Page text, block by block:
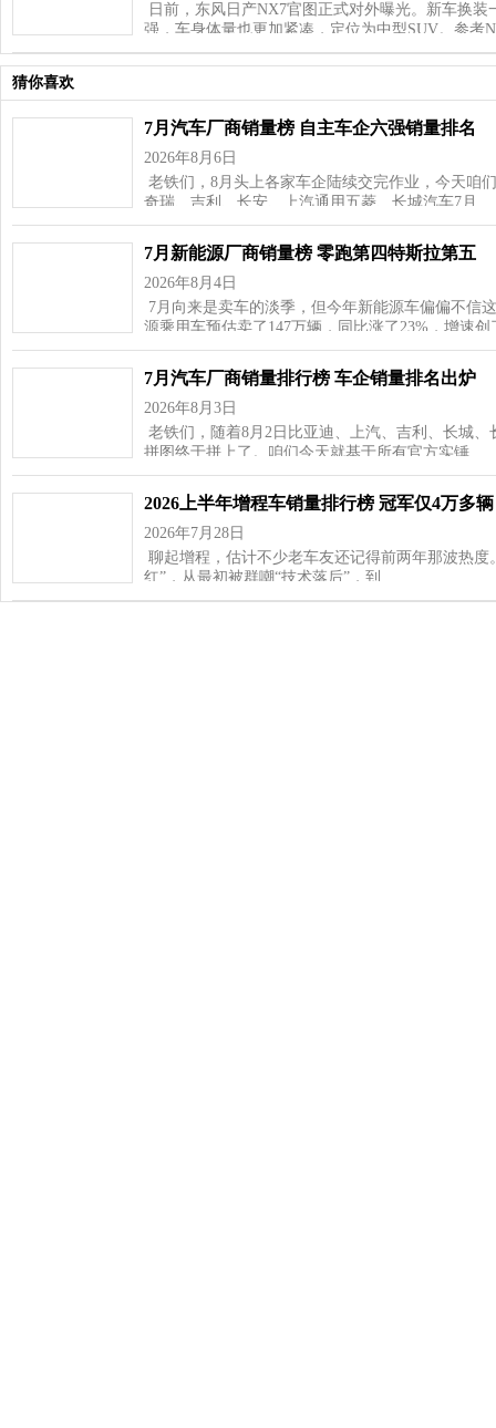
日前，东风日产NX7官图正式对外曝光。新车换
强，车身体量也更加紧凑，定位为中型SUV。参考
猜你喜欢
7月汽车厂商销量榜 自主车企六强销量排名
2026年8月6日
老铁们，8月头上各家车企陆续交完作业，今天
奇瑞、吉利、长安、上汽通用五菱、长城汽车7月…
7月新能源厂商销量榜 零跑第四特斯拉第五
2026年8月4日
7月向来是卖车的淡季，但今年新能源车偏偏不信
源乘用车预估卖了147万辆，同比涨了23%，增速
7月汽车厂商销量排行榜 车企销量排名出炉
2026年8月3日
老铁们，随着8月2日比亚迪、上汽、吉利、长城
拼图终于拼上了。咱们今天就基于所有官方实锤…
2026上半年增程车销量排行榜 冠军仅4万多辆
2026年7月28日
聊起增程，估计不少老车友还记得前两年那波热
红”，从最初被群嘲“技术落后”，到…